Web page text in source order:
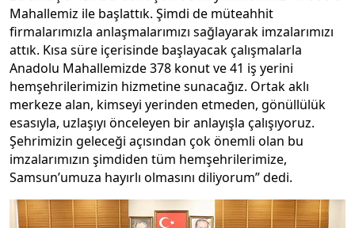
Mahallemiz ile başlattık. Şimdi de müteahhit
firmalarımızla anlaşmalarımızı sağlayarak imzalarımızı
attık. Kısa süre içerisinde başlayacak çalışmalarla
Anadolu Mahallemizde 378 konut ve 41 iş yerini
hemşehrilerimizin hizmetine sunacağız. Ortak aklı
merkeze alan, kimseyi yerinden etmeden, gönüllülük
esasıyla, uzlaşıyı önceleyen bir anlayışla çalışıyoruz.
Şehrimizin geleceği açısından çok önemli olan bu
imzalarımızın şimdiden tüm hemşehrilerimize,
Samsun’umuza hayırlı olmasını diliyorum” dedi.